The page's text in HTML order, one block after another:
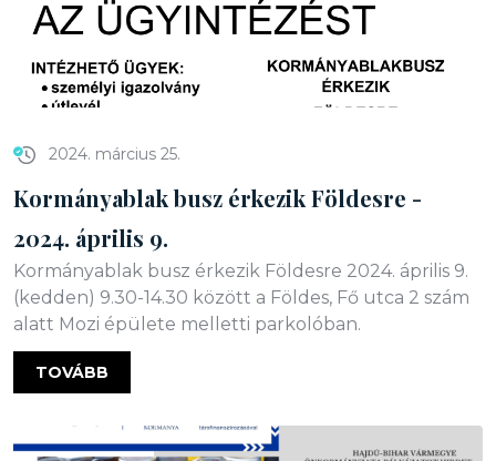
2024. március 25.
Kormányablak busz érkezik Földesre -
2024. április 9.
Kormányablak busz érkezik Földesre 2024. április 9.
(kedden) 9.30-14.30 között a Földes, Fő utca 2 szám
alatt Mozi épülete melletti parkolóban.
TOVÁBB